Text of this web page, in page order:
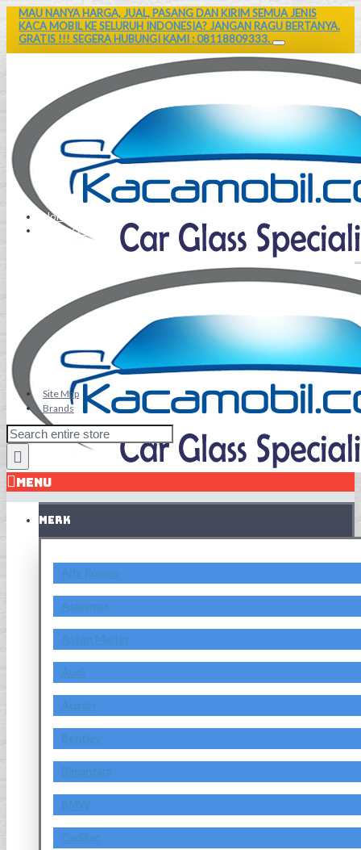
MAU NANYA HARGA, JUAL, PASANG DAN KIRIM SEMUA JENIS
KACA MOBIL KE SELURUH INDONESIA? JANGAN RAGU BERTANYA.
GRATIS !!! SEGERA HUBUNGI KAMI : 08118809333.
Home
Contact Us
Site Map
Brands
MENU
MERK
Alfa Romeo
Asahimas
Aston Martin
Audi
Austin
Bentley
Bimantara
BMW
Cadillac